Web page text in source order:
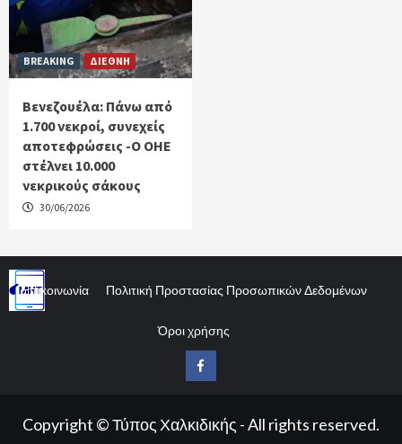
BREAKING ΔΙΕΘΝΗ
Βενεζουέλα: Πάνω από
1.700 νεκροί, συνεχείς
αποτεφρώσεις -Ο ΟΗΕ
στέλνει 10.000
νεκρικούς σάκους
30/06/2026
Επικοινωνία Πολιτική Προστασίας Προσωπικών Δεδομένων
Όροι χρήσης
Facebook
Copyright © Τύπος Χαλκιδικής - All rights reserved.